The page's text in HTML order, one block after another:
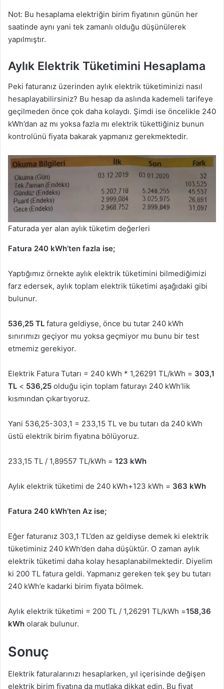
Not: Bu hesaplama elektriğin birim fiyatının günün her
saatinde aynı yani tek zamanlı olduğu düşünülerek
yapılmıştır.
Aylık Elektrik Tüketimini Hesaplama
Peki faturanız üzerinden aylık elektrik tüketiminizi nasıl
hesaplayabilirsiniz? Bu hesap da aslında kademeli tarifeye
geçilmeden önce çok daha kolaydı. Şimdi ise öncelikle 240
kWh’dan az mı yoksa fazla mı elektrik tükettiğiniz bunun
kontrolünü fiyata bakarak yapmanız gerekmektedir.
Faturada yer alan aylık tüketim değerleri
Fatura 240 kWh’ten fazla ise;
Yaptığımız örnekte aylık elektrik tüketimini bilmediğimizi
farz edersek, aylık toplam elektrik tüketimi aşağıdaki gibi
bulunur.
536,25 TL fatura geldiyse, önce bu tutar 240 kWh
sınırımızı geçiyor mu yoksa geçmiyor mu bunu bir test
etmemiz gerekiyor.
Elektrik Fatura Tutarı = 240 kWh * 1,26291 TL/kWh = 303,1
TL < 536,25 olduğu için toplam faturayı 240 kWh’lik
kısmından çıkartıyoruz.
Yani 536,25-303,1 = 233,15 TL ve bu tutarı da 240 kWh
üstü elektrik birim fiyatına bölüyoruz.
233,15 TL / 1,89557 TL/kWh = 123 kWh
Aylık elektrik tüketimi de 240 kWh+123 kWh = 363 kWh
Fatura 240 kWh’ten Az ise;
Eğer faturanız 303,1 TL’den az geldiyse demek ki elektrik
tüketiminiz 240 kWh’den daha düşüktür. O zaman aylık
elektrik tüketimi daha kolay hesaplanabilmektedir. Diyelim
ki 200 TL fatura geldi. Yapmanız gereken tek şey bu tutarı
240 kWh’e kadarki birim fiyata bölmek.
Aylık elektrik tüketimi = 200 TL / 1,26291 TL/kWh =158,36
kWh olarak bulunur.
Sonuç
Elektrik faturalarınızı hesaplarken, yıl içerisinde değişen
elektrik birim fiyatına da mutlaka dikkat edin. Bu fiyat